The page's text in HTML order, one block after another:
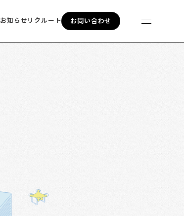
お知らせ リクルート お問い合わせ